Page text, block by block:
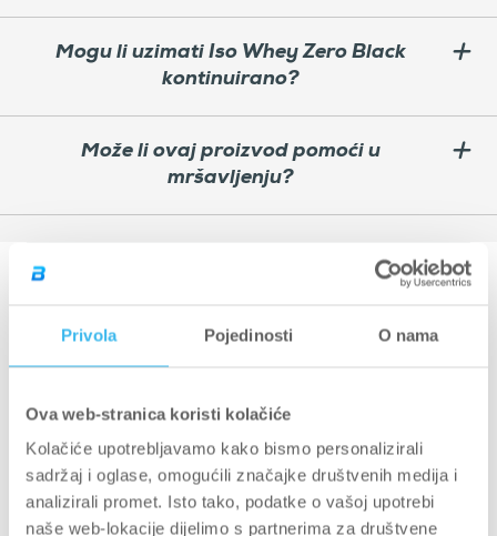
Privola Pojedinosti O nama
Ova web-stranica koristi kolačiće
Kolačiće upotrebljavamo kako bismo personalizirali
sadržaj i oglase, omogućili značajke društvenih medija i
analizirali promet. Isto tako, podatke o vašoj upotrebi
naše web-lokacije dijelimo s partnerima za društvene
Mogu li uzimati Iso Whey Zero Black
kontinuirano?
Može li ovaj proizvod pomoći u
mršavljenju?
4.9
Ocijenjeno
od
5
zvjezdica
5
Ukupno
recenzija
s
5
4 Ocijenjeno s od 5 zvjezdica 102
Ukupno
recenzija
s
4
3 Ocijenjeno s od 5 zvjezdica 22
Ukupno
recenzija
s
3
2 Ocijenjeno s od 5 zvjezdica
Ukupno
recenzija
s
2
1 16
Ukupno
recenzija
s
1